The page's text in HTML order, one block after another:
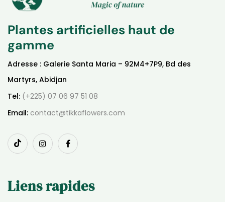
Plantes artificielles haut de
gamme
Adresse : Galerie Santa Maria – 92M4+7P9, Bd des
Martyrs, Abidjan
Tel: (+225) 07 06 97 51 08
Email: contact@tikkaflowers.com
Liens rapides